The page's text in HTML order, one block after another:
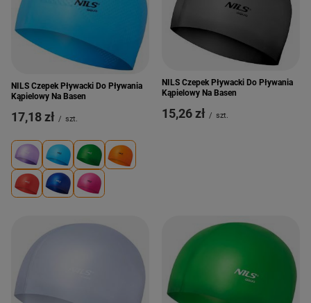
NILS Czepek Pływacki Do Pływania
Kąpielowy Na Basen
17,18 zł / szt.
NILS Czepek Pływacki Do Pływania
Kąpielowy Na Basen
15,26 zł / szt.